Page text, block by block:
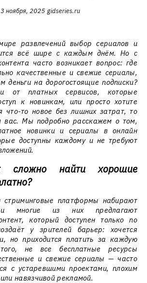
ноября, 2025 gidseries.ru
развлечений выбор сериалов и
всё шире с каждым днём. Но с
часто возникает вопрос: где
качественные и свежие сериалы,
деньги на дорогостоящие подписки?
от платных сервисов, которые
к новинкам, или просто хотите
что-то новое без лишних затрат, то
вас. Мы подробно расскажем о том,
новинки и сериалы в онлайн
доступны каждому и не требуют
сложно найти хорошие
платформы набирают
и многие из них предлагают
который доступен только по
у зрителей барьер: хочется
но приходится платить за каждую
не все бесплатные ресурсы
и свежие сериалы — часто
с устаревшими проектами, плохим
навязчивой рекламой.